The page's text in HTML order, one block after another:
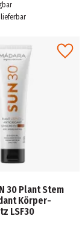
lieferbar
30 Plant Stem
Körper-
LSF30